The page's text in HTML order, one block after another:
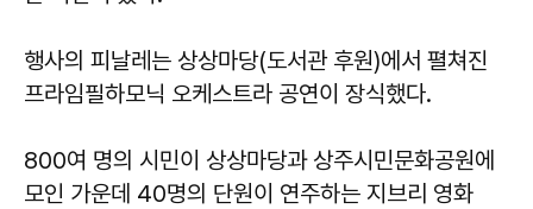
행사의 피날레는 상상마당(도서관 후원)에서 펼쳐진
프라임필하모닉 오케스트라 공연이 장식했다.
800여 명의 시민이 상상마당과 상주시민문화공원에
모인 가운데 40명의 단원이 연주하는 지브리 영화